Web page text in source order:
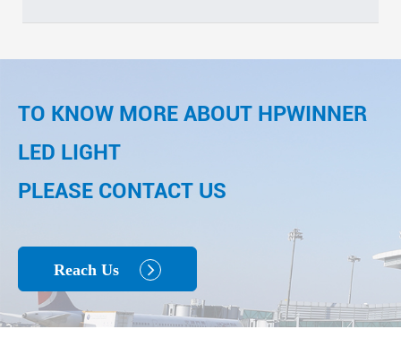
TO KNOW MORE ABOUT HPWINNER
LED LIGHT
PLEASE CONTACT US
Reach Us 